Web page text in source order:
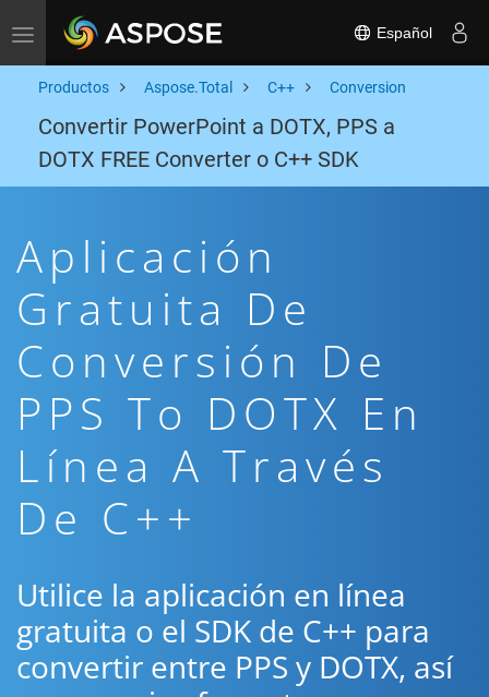
Toggle navigation Español
Productos Aspose.Total C++ Conversion
Convertir PowerPoint a DOTX, PPS a
DOTX FREE Converter o C++ SDK
Aplicación
Gratuita De
Conversión De
PPS To DOTX En
Línea A Través
De C++
Utilice la aplicación en línea
gratuita o el SDK de C++ para
convertir entre PPS y DOTX, así